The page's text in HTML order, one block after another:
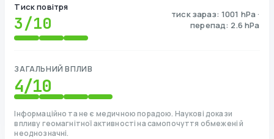
Тиск повітря
3/10
тиск зараз: 1001 hPa ·
перепад: 2.6 hPa
ЗАГАЛЬНИЙ ВПЛИВ
4/10
Інформаційно та не є медичною порадою. Наукові докази
впливу геомагнітної активності на самопочуття обмежені й
неоднозначні.